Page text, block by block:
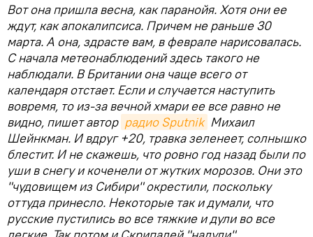
Вот она пришла весна, как паранойя. Хотя они ее
ждут, как апокалипсиса. Причем не раньше 30
марта. А она, здрасте вам, в феврале нарисовалась.
С начала метеонаблюдений здесь такого не
наблюдали. В Британии она чаще всего от
календаря отстает. Если и случается наступить
вовремя, то из-за вечной хмари ее все равно не
видно, пишет автор радио Sputnik Михаил
Шейнкман. И вдруг +20, травка зеленеет, солнышко
блестит. И не скажешь, что ровно год назад были по
уши в снегу и коченели от жутких морозов. Они это
"чудовищем из Сибири" окрестили, поскольку
оттуда принесло. Некоторые так и думали, что
русские пустились во все тяжкие и дули во все